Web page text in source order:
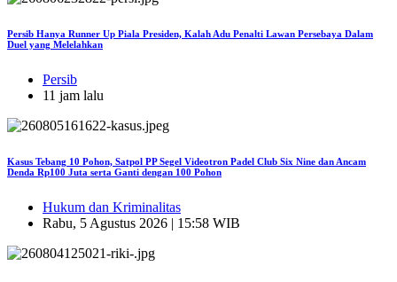
Persib Hanya Runner Up Piala Presiden, Kalah Adu Penalti Lawan Persebaya Dalam
Duel yang Melelahkan
Persib
11 jam lalu
Kasus Tebang 10 Pohon, Satpol PP Segel Videotron Padel Club Six Nine dan Ancam
Denda Rp100 Juta serta Ganti dengan 100 Pohon
Hukum dan Kriminalitas
Rabu, 5 Agustus 2026 | 15:58 WIB